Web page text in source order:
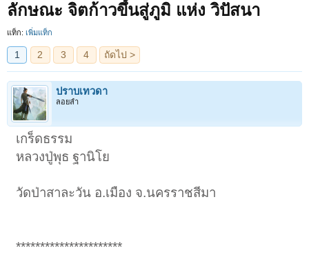
ลักษณะ จิตก้าวขึ้นสู่ภูมิ แห่ง วิปัสนา
แท็ก: เพิ่มแท็ก
ปราบเทวดา
ลอยลำ
เกร็ดธรรม
หลวงปู่พุธ ฐานิโย
วัดป่าสาละวัน อ.เมือง จ.นครราชสีมา
**********************